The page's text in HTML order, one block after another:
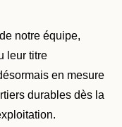
notre équipe,
leur titre
en mesure
durables dès la